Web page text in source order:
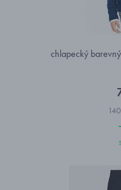
chlapecký
140